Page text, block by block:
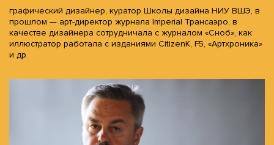
графический дизайнер, куратор Школы дизайна НИУ ВШЭ, в
прошлом — арт-директор журнала Imperial Трансаэро, в
качестве дизайнера сотрудничала с журналом «Сноб», как
иллюстратор работала с изданиями CitizenK, F5, «Артхроника»
и др.